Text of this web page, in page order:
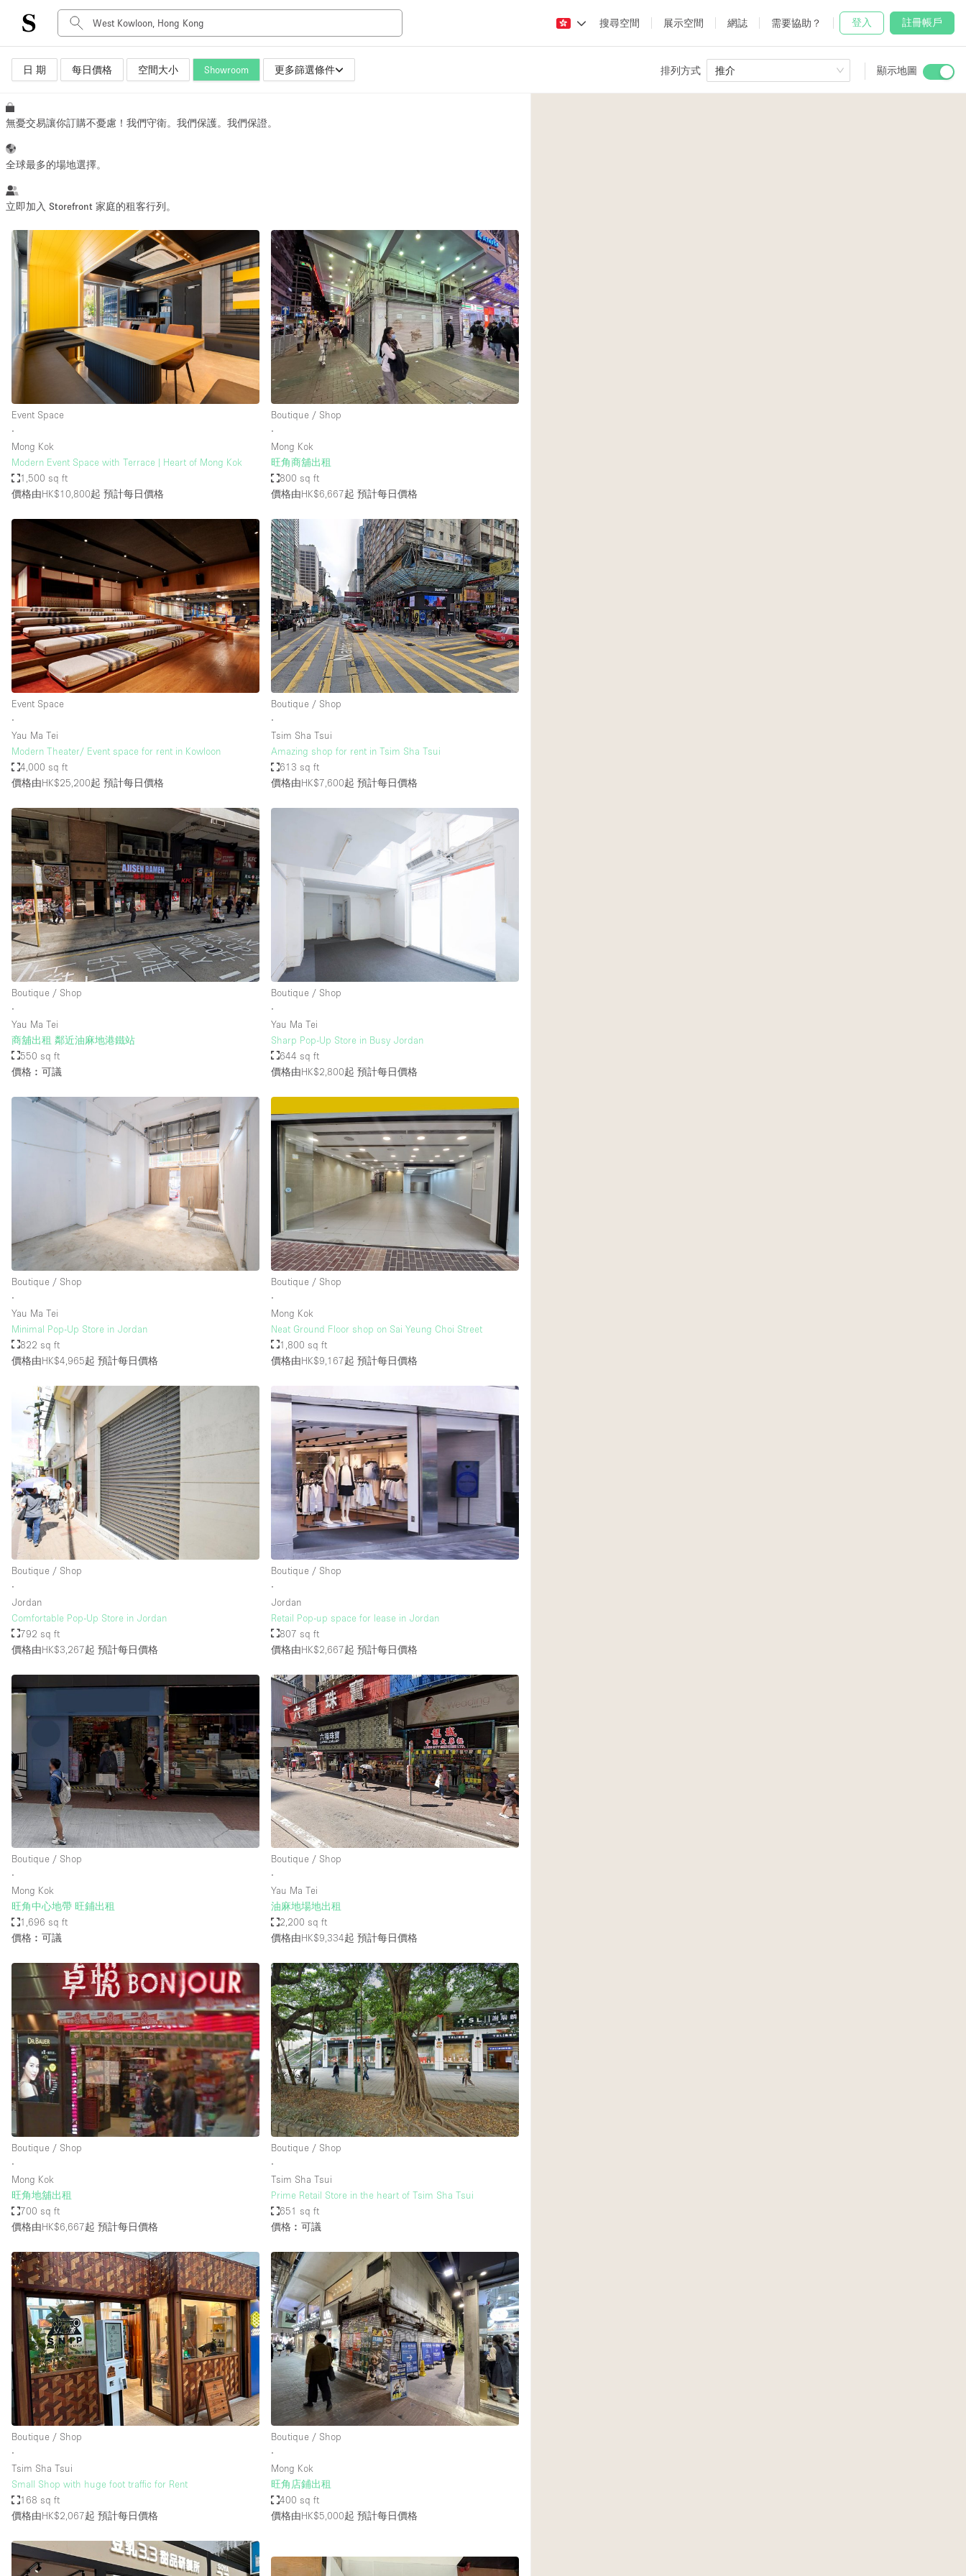
搜尋空間 展示空間 網誌 需要協助？ 登入 註冊帳戶
日 期 每日價格 空間大小 Showroom 更多篩選條件 排列方式 推介 顯示地圖
空間種類 Advertisement Space
Boat
Event Space
Mall Shop
Meeting Space
Other
Restaurant / Bar / Cafe
Stall / Market Stall
Unique Space
空間特點 Air Conditioning
Counters
Electricity
Fitting Rooms
Garden
Ground Floor
Haussmann Style
Industrial
Living Space
Office Equipment
Raw
Security System
Sound & Video Equipment
Stock Room
Stunning View
Toilets
Whitebox / Minimal
無憂交易讓你訂購不憂慮！我們守衛。我們保護。我們保證。
全球最多的場地選擇。
立即加入 Storefront 家庭的租客行列。
Event Space
∙
Mong Kok
Modern Event Space with Terrace | Heart of Mong Kok
1,500 sq ft
價格由HK$10,800起 預計每日價格
Boutique / Shop
∙
Mong Kok
旺角商舖出租
800 sq ft
價格由HK$6,667起 預計每日價格
Event Space
∙
Yau Ma Tei
Modern Theater/ Event space for rent in Kowloon
4,000 sq ft
價格由HK$25,200起 預計每日價格
Boutique / Shop
∙
Tsim Sha Tsui
Amazing shop for rent in Tsim Sha Tsui
613 sq ft
價格由HK$7,600起 預計每日價格
Boutique / Shop
∙
Yau Ma Tei
商舖出租 鄰近油麻地港鐵站
550 sq ft
價格︰可議
Boutique / Shop
∙
Yau Ma Tei
Sharp Pop-Up Store in Busy Jordan
644 sq ft
價格由HK$2,800起 預計每日價格
Boutique / Shop
∙
Yau Ma Tei
Minimal Pop-Up Store in Jordan
822 sq ft
價格由HK$4,965起 預計每日價格
Boutique / Shop
∙
Mong Kok
Neat Ground Floor shop on Sai Yeung Choi Street
1,800 sq ft
價格由HK$9,167起 預計每日價格
Boutique / Shop
∙
Jordan
Comfortable Pop-Up Store in Jordan
792 sq ft
價格由HK$3,267起 預計每日價格
Boutique / Shop
∙
Jordan
Retail Pop-up space for lease in Jordan
807 sq ft
價格由HK$2,667起 預計每日價格
Boutique / Shop
∙
Mong Kok
旺角中心地帶 旺鋪出租
1,696 sq ft
價格︰可議
Boutique / Shop
∙
Yau Ma Tei
油麻地場地出租
2,200 sq ft
價格由HK$9,334起 預計每日價格
Boutique / Shop
∙
Mong Kok
旺角地舖出租
700 sq ft
價格由HK$6,667起 預計每日價格
Boutique / Shop
∙
Tsim Sha Tsui
Prime Retail Store in the heart of Tsim Sha Tsui
651 sq ft
價格︰可議
Boutique / Shop
∙
Tsim Sha Tsui
Small Shop with huge foot traffic for Rent
168 sq ft
價格由HK$2,067起 預計每日價格
Boutique / Shop
∙
Mong Kok
旺角店鋪出租
400 sq ft
價格由HK$5,000起 預計每日價格